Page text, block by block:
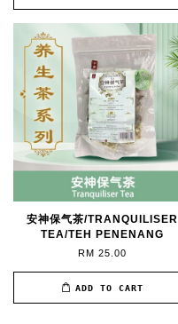
安神保气茶/TRANQUILISER
TEA/TEH PENENANG
RM 25.00
ADD TO CART